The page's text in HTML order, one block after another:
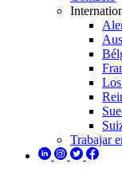
Trabajar